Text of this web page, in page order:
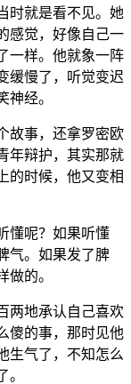
时就是看不见。她
感觉，好像自己一
一样。他就象一阵
缓慢了，听觉变迟
神经。
故事，还拿罗密欧
年辩护，其实那就
的时候，他又变相
懂呢？如果听懂
气。如果发了脾
做的。
两地承认自己喜欢
傻的事，那时见他
生气了，不知怎么
。